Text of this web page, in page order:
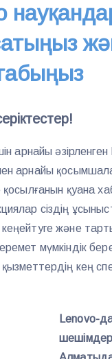
арнайы
арнайы
қосылғанын қуана
сіздің
және
мүмкіндік
кең
Lenovo-